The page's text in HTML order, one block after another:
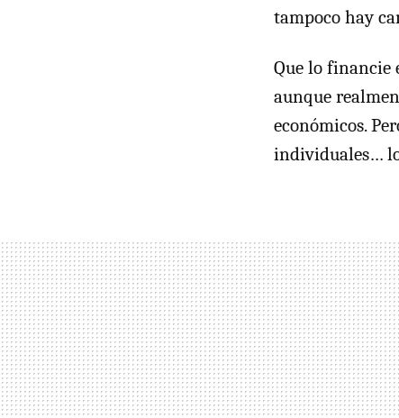
tampoco hay
Que lo financie
aunque
económicos.
individuales…